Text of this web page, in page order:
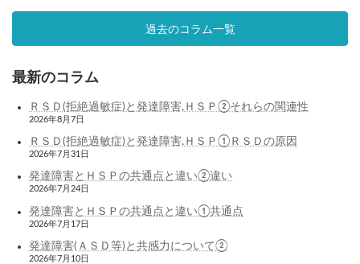
過去のコラム一覧
最新のコラム
ＲＳＤ(拒絶過敏症)と発達障害,ＨＳＰ②それらの関連性
2026年8月7日
ＲＳＤ(拒絶過敏症)と発達障害,ＨＳＰ①ＲＳＤの原因
2026年7月31日
発達障害とＨＳＰの共通点と違い②違い
2026年7月24日
発達障害とＨＳＰの共通点と違い①共通点
2026年7月17日
発達障害(ＡＳＤ等)と共感力について②
2026年7月10日